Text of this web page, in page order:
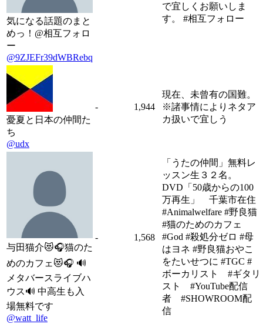
気になる話題のまと
めっ！@相互フォロ
ー
@9ZJEFr39dWBRebq
で宜しくお願いしま
す。 #相互フォロー
憂夏と日本の仲間た
ち
@udx
- 1,944
現在、未曾有の国難。
※諸事情によりネタア
カ扱いで宜しう
与田猫介😻🎧猫のた
めのカフェ😻🎧 🔊
メタバースライブハ
ウス🔊 中高生も入
場無料です
@watt_life
- 1,568
「うたの仲間」無料レ
ッスン生３２名。
DVD「50歳からの100
万再生」 千葉市在住
#Animalwelfare #野良猫
#猫のためのカフェ
#God #殺処分ゼロ #母
はヨネ #野良猫おやこ
をたいせつに #TGC #
ボーカリスト #ギタリ
スト #YouTube配信
者 #SHOWROOM配
信